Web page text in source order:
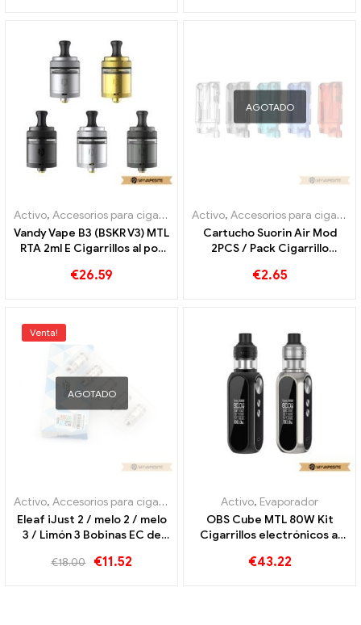
Activo, Accesorios para cigarrillos electrónicos
Vandy Vape B3 (BSKR V3) MTL
RTA 2ml E Cigarrillos al por
€26.59
AGOTADO
Activo, Accesorios para cigarrillos electrónicos
Cartucho Suorin Air Mod
2PCS / Pack Cigarrillo
Personalizado
€2.65
Venta!
AGOTADO
Activo, Accesorios para cigarrillos electrónicos
Eleaf iJust 2 / melo 2 / melo
3 / Limón 3 Bobinas EC de
(5stk) Cigarrillos
€18.00 €11.52
Activo, Evaporador
OBS Cube MTL 80W Kit
Cigarrillos electrónicos al
€43.22